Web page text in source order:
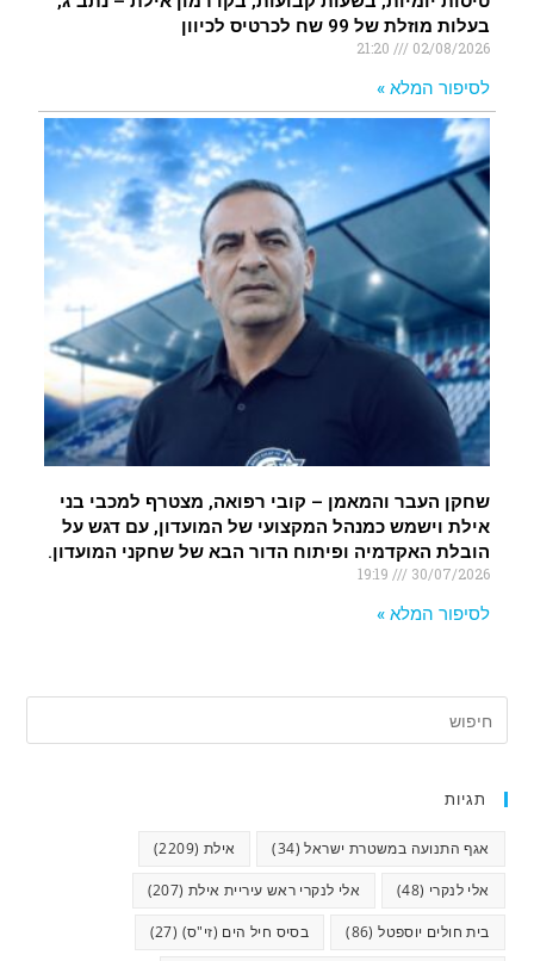
בעלות מוזלת של 99 שח לכרטיס לכיוון
02/08/2026
לסיפור המלא »
שחקן העבר והמאמן – קובי רפואה, מצטרף למכבי בני
אילת וישמש כמנהל המקצועי של המועדון, עם דגש על
הובלת האקדמיה ופיתוח הדור הבא של שחקני המועדון.
30/07/2026
לסיפור המלא »
תגיות
אגף התנועה במשטרת ישראל(34) אילת (2209)
אלי לנקרי (48) אלי לנקרי ראש עיריית אילת (207)
בית חולים יוספטל(86) בסיס חיל הים (זי"ס) (27)